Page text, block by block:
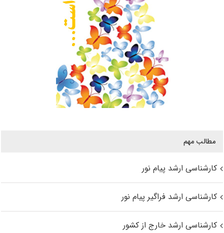
مطالب مهم
کارشناسی ارشد پیام نور
کارشناسی ارشد فراگیر پیام نور
کارشناسی ارشد خارج از کشور